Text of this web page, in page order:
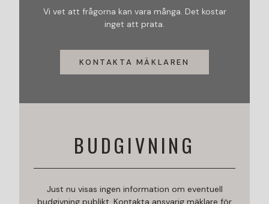
Vi vet att frågorna kan vara många. Det kostar
inget att prata.
KONTAKTA MÄKLAREN
BUDGIVNING
Just nu visas ingen information om eventuell
budgivning publikt. Kontakta ansvarig mäklare för